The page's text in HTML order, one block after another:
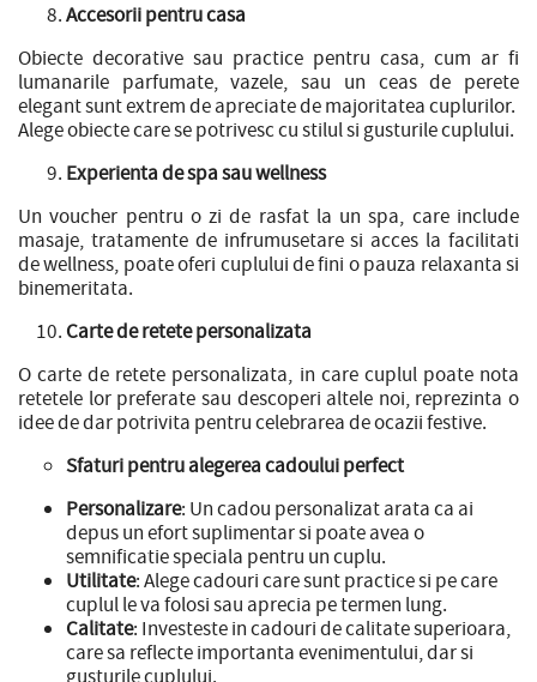
Accesorii pentru casa
Obiecte decorative sau practice pentru casa, cum ar fi
lumanarile parfumate, vazele, sau un ceas de perete
elegant sunt extrem de apreciate de majoritatea cuplurilor.
Alege obiecte care se potrivesc cu stilul si gusturile cuplului.
Experienta de spa sau wellness
Un voucher pentru o zi de rasfat la un spa, care include
masaje, tratamente de infrumusetare si acces la facilitati
de wellness, poate oferi cuplului de fini o pauza relaxanta si
binemeritata.
Carte de retete personalizata
O carte de retete personalizata, in care cuplul poate nota
retetele lor preferate sau descoperi altele noi, reprezinta o
idee de dar potrivita pentru celebrarea de ocazii festive.
Sfaturi pentru alegerea cadoului perfect
Personalizare: Un cadou personalizat arata ca ai
depus un efort suplimentar si poate avea o
semnificatie speciala pentru un cuplu.
Utilitate: Alege cadouri care sunt practice si pe care
cuplul le va folosi sau aprecia pe termen lung.
Calitate: Investeste in cadouri de calitate superioara,
care sa reflecte importanta evenimentului, dar si
gusturile cuplului.